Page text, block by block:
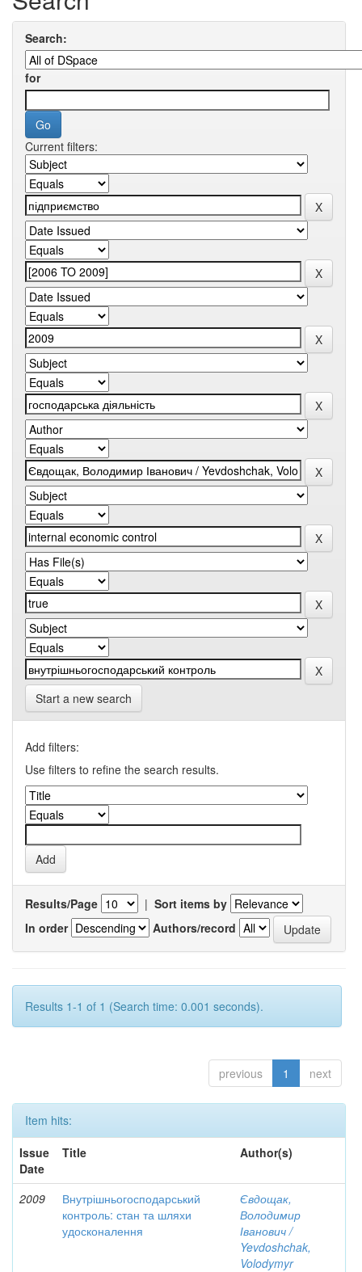
Search:
for
Current filters:
Start a new search
Add filters:
Use filters to refine the search results.
Results/Page | Sort items by
In order
Authors/record
Results 1-1 of 1 (Search time: 0.001 seconds).
previous 1 next
Item hits:
Issue
Date
Title Author(s)
2009
Внутрішньогосподарський
контроль: стан та шляхи
удосконалення
Євдощак,
Володимир
Іванович /
Yevdoshchak,
Volodymyr